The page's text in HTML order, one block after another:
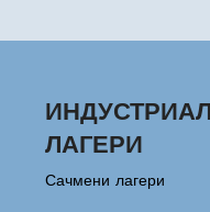
ЛАГЕРИ
Сачмени лагери